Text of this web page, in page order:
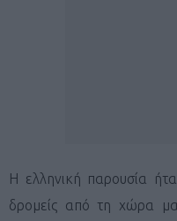
H ελληνική παρουσία
δρομείς από τη χώρα